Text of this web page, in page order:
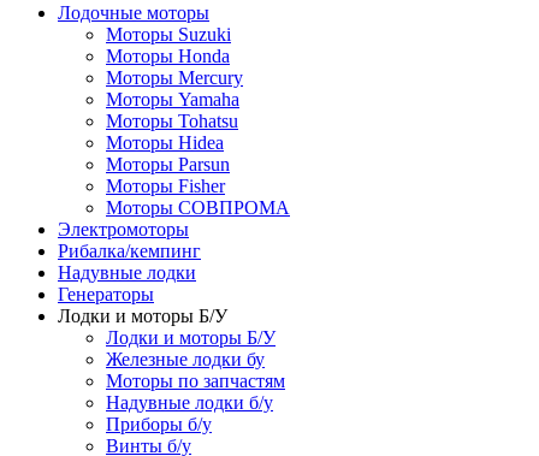
Лодочные моторы
Моторы Suzuki
Моторы Honda
Моторы Mercury
Моторы Yamaha
Моторы Tohatsu
Моторы Hidea
Моторы Parsun
Моторы Fisher
Моторы СОВПРОМА
Электромоторы
Рибалка/кемпинг
Надувные лодки
Генераторы
Лодки и моторы Б/У
Лодки и моторы Б/У
Железные лодки бу
Моторы по запчастям
Надувные лодки б/у
Приборы б/у
Винты б/у